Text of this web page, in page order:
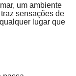
um ambiente
sensações de
lugar que